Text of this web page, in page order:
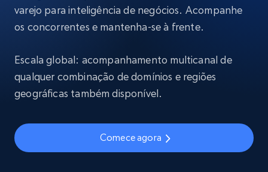
varejo para inteligência de negócios. Acompanhe
os concorrentes e mantenha-se à frente.
Escala global: acompanhamento multicanal de
qualquer combinação de domínios e regiões
geográficas também disponível.
Comece agora